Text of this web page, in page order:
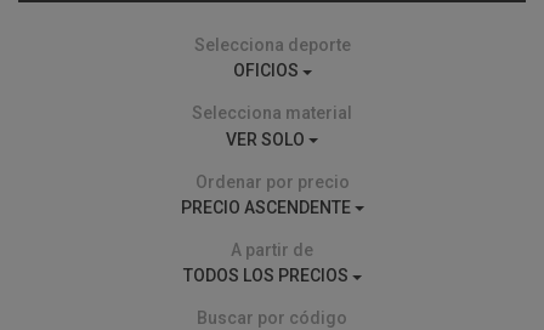
Selecciona deporte
OFICIOS
Selecciona material
VER SOLO
Ordenar por precio
PRECIO ASCENDENTE
A partir de
TODOS LOS PRECIOS
Buscar por código